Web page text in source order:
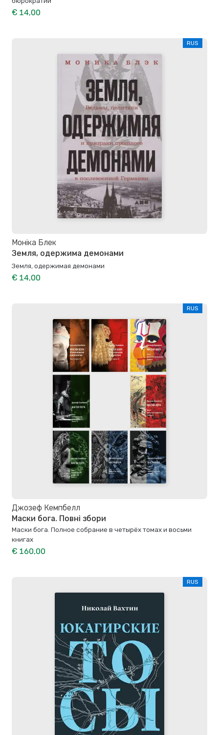
€ 14,00
RUS
Моніка Блек
Земля, одержима демонами
Земля, одержимая демонами
€ 14,00
RUS
Джозеф Кемпбелл
Маски бога. Повні збори
Маски бога. Полное собрание в четырёх томах и восьми
книгах
€ 160,00
RUS